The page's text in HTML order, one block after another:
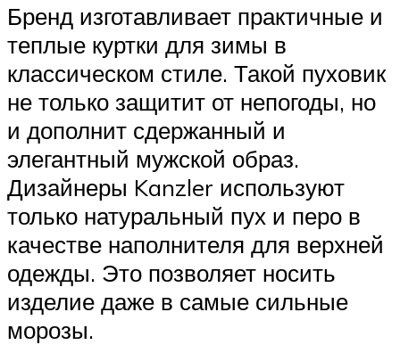
Бренд изготавливает практичные и
теплые куртки для зимы в
классическом стиле. Такой пуховик
не только защитит от непогоды, но
и дополнит сдержанный и
элегантный мужской образ.
Дизайнеры Kanzler используют
только натуральный пух и перо в
качестве наполнителя для верхней
одежды. Это позволяет носить
изделие даже в самые сильные
морозы.